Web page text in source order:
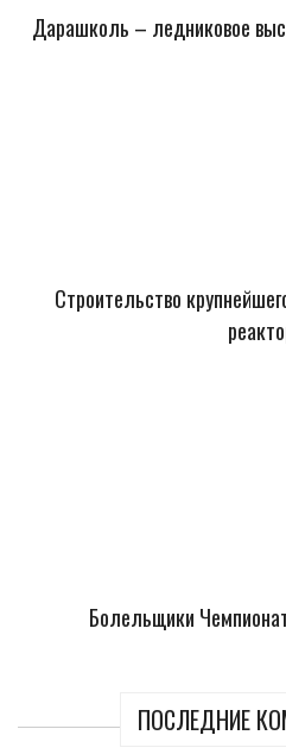
Дарашколь – ледниковое
Строительство
Болельщики
ПОСЛЕДНИЕ